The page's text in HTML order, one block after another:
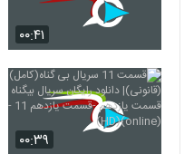
۰۰:۴۱
۰۰:۳۹